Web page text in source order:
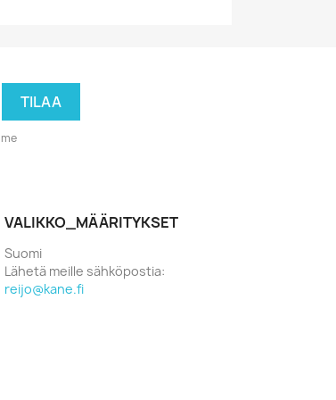
VALIKKO_MÄÄRITYKSET
Suomi
Lähetä meille sähköpostia:
reijo@kane.fi